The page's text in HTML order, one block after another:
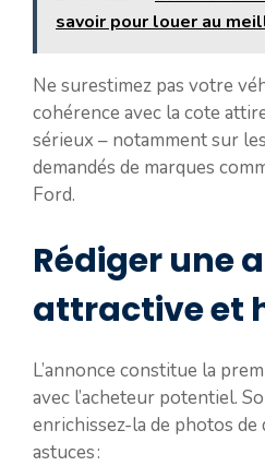
savoir pour louer au
Ne surestimez pas votre
cohérence avec la cote
sérieux – notamment sur
demandés de marques
Ford.
Rédiger une
attractive et
L’annonce constitue la
avec l’acheteur potentiel.
enrichissez-la de photos de
astuces :